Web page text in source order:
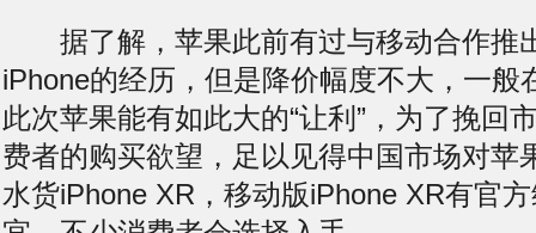
据了解，苹果此前有过与移动合作推
iPhone的经历，但是降价幅度不大，一般
此次苹果能有如此大的“让利”，为了挽回
费者的购买欲望，足以见得中国市场对苹
水货iPhone XR，移动版iPhone XR有官